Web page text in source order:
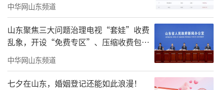
中华网山东频道
山东聚焦三大问题治理电视“套娃”收费
乱象，开设“免费专区”、压缩收费包比
例70%以上
中华网山东频道
七夕在山东，婚姻登记还能如此浪漫！